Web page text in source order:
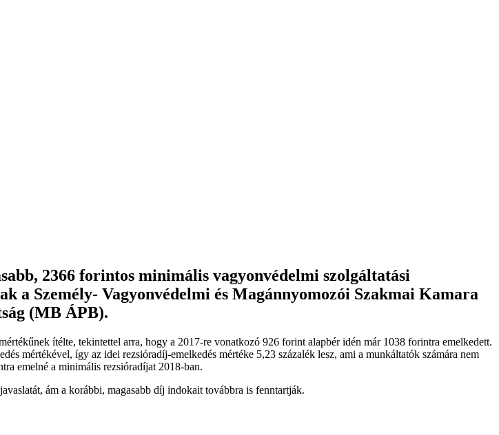
2366 forintos minimális vagyonvédelmi szolgáltatási
Személy- Vagyonvédelmi és Magánnyomozói Szakmai Kamara
(MB ÁPB).
ítélte, tekintettel arra, hogy a 2017-re vonatkozó 926 forint alapbér idén már 1038 forintra emelkedett.
mértékével, így az idei rezsióradíj-emelkedés mértéke 5,23 százalék lesz, ami a munkáltatók számára nem
emelné a minimális rezsióradíjat 2018-ban.
ám a korábbi, magasabb díj indokait továbbra is fenntartják.